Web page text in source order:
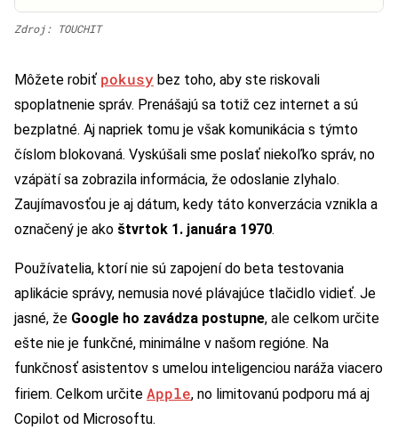
Zdroj: TOUCHIT
Môžete robiť pokusy bez toho, aby ste riskovali
spoplatnenie správ. Prenášajú sa totiž cez internet a sú
bezplatné. Aj napriek tomu je však komunikácia s týmto
číslom blokovaná. Vyskúšali sme poslať niekoľko správ, no
vzápätí sa zobrazila informácia, že odoslanie zlyhalo.
Zaujímavosťou je aj dátum, kedy táto konverzácia vznikla a
označený je ako štvrtok 1. januára 1970.
Používatelia, ktorí nie sú zapojení do beta testovania
aplikácie správy, nemusia nové plávajúce tlačidlo vidieť. Je
jasné, že Google ho zavádza postupne, ale celkom určite
ešte nie je funkčné, minimálne v našom regióne. Na
funkčnosť asistentov s umelou inteligenciou naráža viacero
firiem. Celkom určite Apple, no limitovanú podporu má aj
Copilot od Microsoftu.